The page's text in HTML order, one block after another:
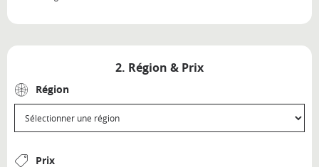
2. Région & Prix
Région
Prix